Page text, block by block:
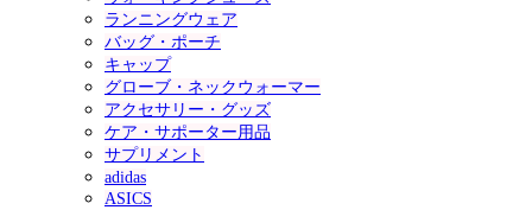
ランニングウェア
バッグ・ポーチ
キャップ
グローブ・ネックウォーマー
アクセサリー・グッズ
ケア・サポーター用品
サプリメント
adidas
ASICS